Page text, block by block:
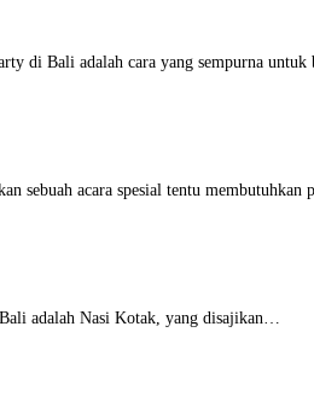
di Bali adalah cara yang sempurna untuk
sebuah acara spesial tentu membutuhkan
adalah Nasi Kotak, yang disajikan…